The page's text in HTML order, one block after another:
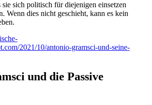
sich politisch für diejenigen einsetzen
Wenn dies nicht geschieht, kann es kein
2021/10/antonio-gramsci-und-seine-
und die Passive